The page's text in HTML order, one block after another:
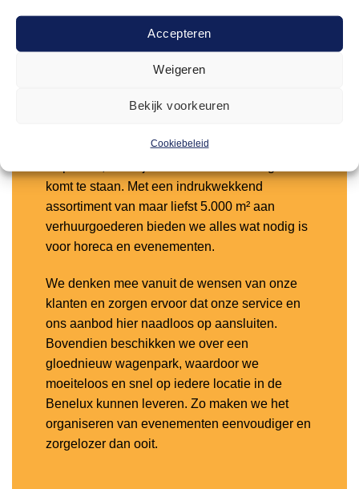
Accepteren
Weigeren
Bekijk voorkeuren
Cookiebeleid
Toevoegen
Waarom kiezen voor Arendje?
toe bent. Wij staan voor duidelijke en heldere
komt te staan. Met een indrukwekkend
assortiment van maar liefst 5.000 m² aan
verhuurgoederen bieden we alles wat nodig is
voor horeca en evenementen.
We denken mee vanuit de wensen van onze
klanten en zorgen ervoor dat onze service en
ons aanbod hier naadloos op aansluiten.
Bovendien beschikken we over een
gloednieuw wagenpark, waardoor we
moeiteloos en snel op iedere locatie in de
Benelux kunnen leveren. Zo maken we het
organiseren van evenementen eenvoudiger en
zorgelozer dan ooit.